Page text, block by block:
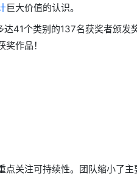
巨大价值的认识。
41个类别的137名获奖者颁发
作品！
关注可持续性。团队缩小了